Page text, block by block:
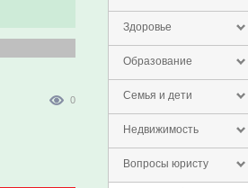
Здоровье
Образование
Семья и дети
Недвижимость
Вопросы юристу
0